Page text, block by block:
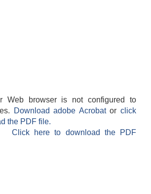
Web browser is not configured to
Download adobe Acrobatorclick
the PDF file.
Click here to download the PDF